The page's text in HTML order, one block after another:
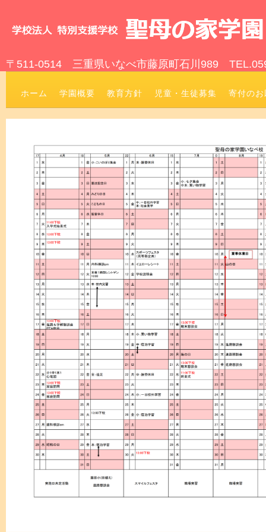
〒511-0514 三重県いなべ市藤原町石川989
ホーム 学園概要 教育方針 児童・生徒募集 寄付のお